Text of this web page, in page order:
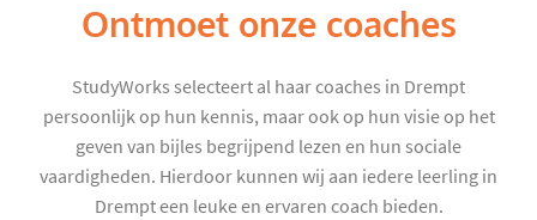
Ontmoet onze coaches
StudyWorks selecteert al haar coaches in Drempt
persoonlijk op hun kennis, maar ook op hun visie op het
geven van bijles begrijpend lezen en hun sociale
vaardigheden. Hierdoor kunnen wij aan iedere leerling in
Drempt een leuke en ervaren coach bieden.